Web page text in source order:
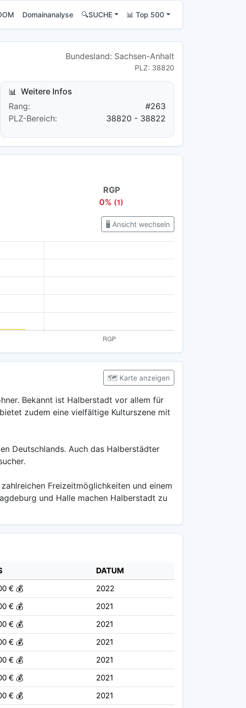
Domainanalyse 🔍SUCHE 📊 Top 500
Bundesland: Sachsen-Anhalt
PLZ: 38820
📊 Weitere Infos
Rang:
#263
PLZ-Bereich:
38820 - 38822
RGP
0% (1)
🖥️ Ansicht wechseln
🗺️ Karte anzeigen
Bekannt ist Halberstadt vor allem für
zudem eine vielfältige Kulturszene mit
Deutschlands. Auch das Halberstädter
Freizeitmöglichkeiten und einem
und Halle machen Halberstadt zu
DATUM
€ 💰
2022
€ 💰
2021
€ 💰
2021
€ 💰
2021
€ 💰
2021
€ 💰
2021
€ 💰
2021